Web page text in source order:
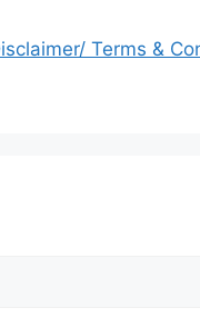
Terms &